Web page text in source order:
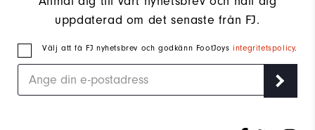
uppdaterad om det senaste från FJ.
Välj att få FJ nyhetsbrev och godkänn FootJoysintegritetspolicy.